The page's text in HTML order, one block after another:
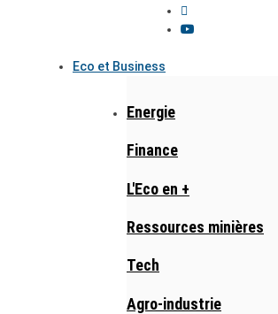
Eco et Business
Energie
Finance
L'Eco en +
Ressources minières
Tech
Agro-industrie